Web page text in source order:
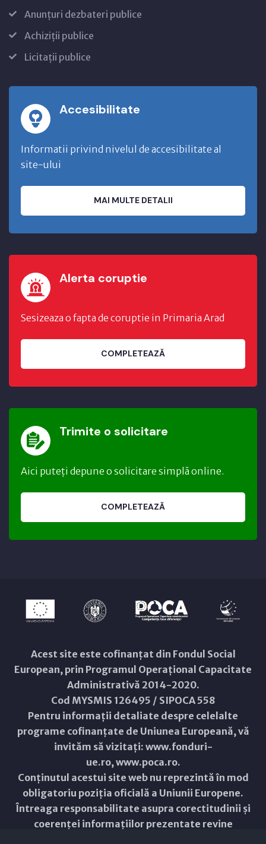
Anunțuri dezbateri publice
Achiziții publice
Licitații publice
Accesibilitate
Informatii privind nivelul de accesibilitate al
site-ului
MAI MULTE DETALII
Alerta coruptie
Sesizeaza o fapta de coruptie in Primaria Arad
COMPLETEAZĂ
Trimite o solicitare
Aici puteți depune o solicitare simplă online.
COMPLETEAZĂ
Acest site este cofinanțat din Fondul Social
European, prin Programul Operațional Capacitate
Administrativă 2014-2020.
Cod MYSMIS 126495 / SIPOCA 558
Pentru informații detaliate despre celelalte
programe cofinanțate de Uniunea Europeană, vă
invităm să vizitați: www.fonduri-
ue.ro,www.poca.ro.
Conținutul acestui site web nu reprezintă în mod
obligatoriu poziția oficială a Uniunii Europene.
Întreaga responsabilitate asupra corectitudinii și
coerenței informațiilor prezentate revine